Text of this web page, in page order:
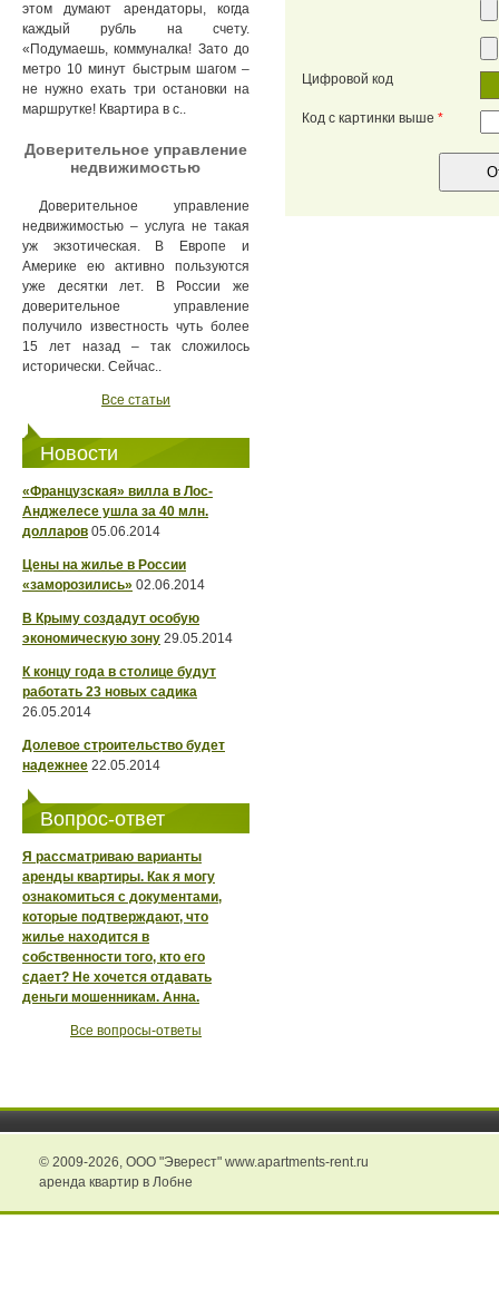
этом думают арендаторы, когда
каждый рубль на счету.
«Подумаешь, коммуналка! Зато до
метро 10 минут быстрым шагом –
не нужно ехать три остановки на
маршрутке! Квартира в с..
Доверительное управление
недвижимостью
Доверительное управление
недвижимостью – услуга не такая
уж экзотическая. В Европе и
Америке ею активно пользуются
уже десятки лет. В России же
доверительное управление
получило известность чуть более
15 лет назад – так сложилось
исторически. Сейчас..
Все статьи
Новости
«Французская» вилла в Лос-
Анджелесе ушла за 40 млн.
долларов 05.06.2014
Цены на жилье в России
«заморозились» 02.06.2014
В Крыму создадут особую
экономическую зону 29.05.2014
К концу года в столице будут
работать 23 новых садика
26.05.2014
Долевое строительство будет
надежнее 22.05.2014
Вопрос-ответ
Я рассматриваю варианты
аренды квартиры. Как я могу
ознакомиться с документами,
которые подтверждают, что
жилье находится в
собственности того, кто его
сдает? Не хочется отдавать
деньги мошенникам. Анна.
Все вопросы-ответы
Цифровой код
Код с картинки выше *
© 2009-2026, ООО "Эверест" www.apartments-rent.ru
аренда квартир в Лобне